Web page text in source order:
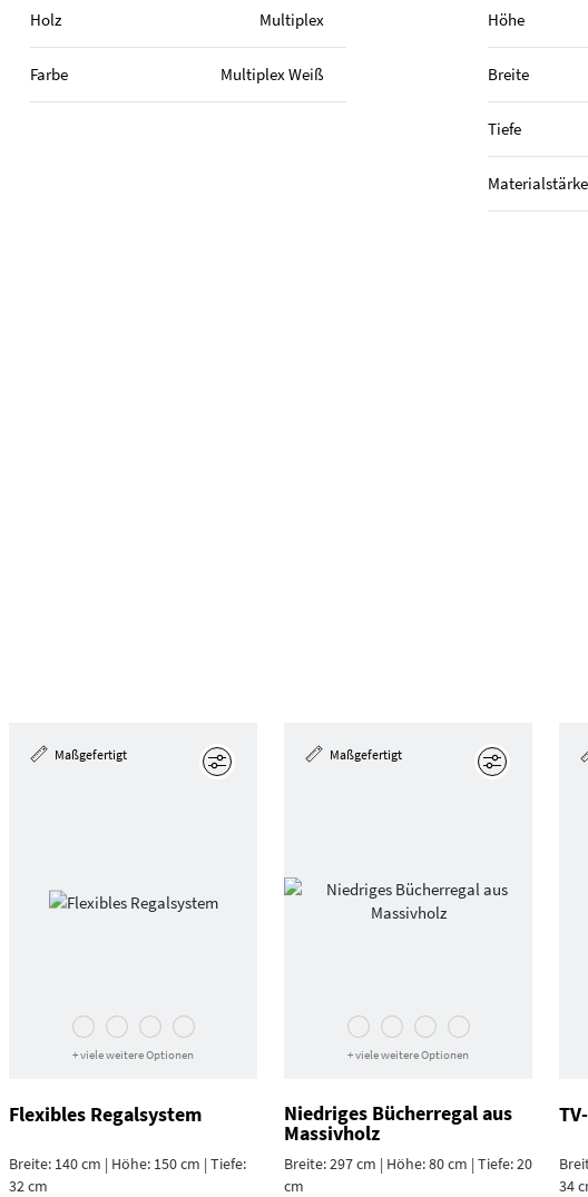
Holz Multiplex
Farbe Multiplex Weiß
Höhe
Breite
Tiefe
Materialstärke
Maßgefertigt
+ viele weitere Optionen
Flexibles Regalsystem
Breite: 140 cm | Höhe: 150 cm | Tiefe:
32 cm
Maßgefertigt
+ viele weitere Optionen
Niedriges Bücherregal aus
Massivholz
Breite: 297 cm | Höhe: 80 cm | Tiefe: 20
cm
34